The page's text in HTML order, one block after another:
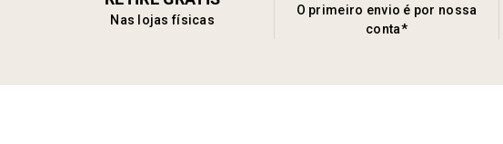
Nas lojas físicas
O primeiro envio é por nossa
conta*